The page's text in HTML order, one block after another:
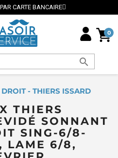
⭐ LIVRAISON GRATUITE
0
search
- THIERS ISSARD
THIERS
SONNANT
SING-6/8-
LAME 6/8,